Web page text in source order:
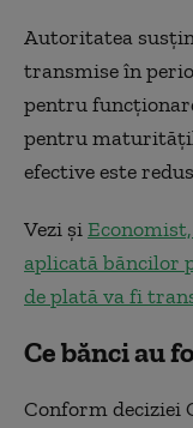
Autoritatea
transmise în
pentru
pentru
efective este
Vezi și
aplicată băncilor
de plată va fi
Ce bănci au
Conform deciziei